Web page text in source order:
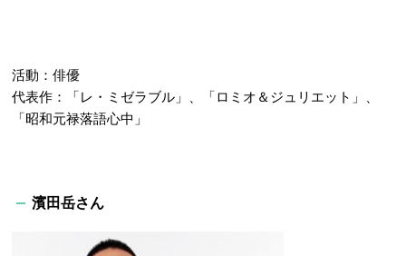
活動：俳優
代表作：「レ・ミゼラブル」、「ロミオ＆ジュリエット」、
「昭和元禄落語心中」
濱田岳さん